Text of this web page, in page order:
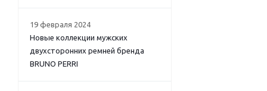
19 февраля 2024
Новые коллекции мужских
двухсторонних ремней бренда
BRUNO PERRI